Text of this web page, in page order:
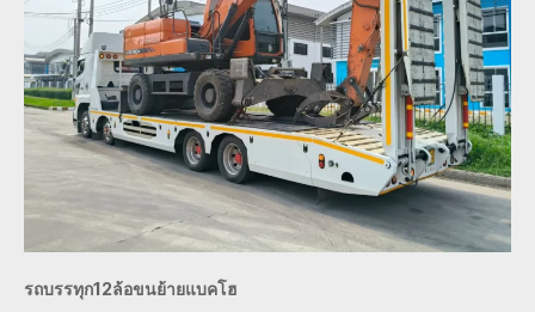
รถบรรทุก12ล้อขนย้ายแบคโฮ